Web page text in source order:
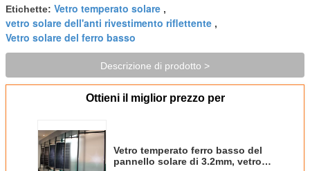
Etichette: Vetro temperato solare ,
vetro solare dell'anti rivestimento riflettente ,
Vetro solare del ferro basso
Descrizione di prodotto >
Ottieni il miglior prezzo per
Vetro temperato ferro basso del
pannello solare di 3.2mm, vetro